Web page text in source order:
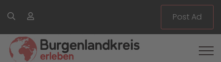
Post Ad